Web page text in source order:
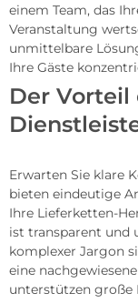
einem Team, das
Veranstaltung
unmittelbare
Ihre Gäste
Der Vorteil
Erwarten Sie klare
bieten eindeutige
Ihre Lieferketten-
ist transparent und
komplexer Jargon
eine
unterstützen große